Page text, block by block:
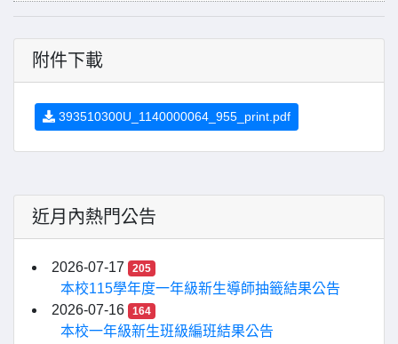
附件下載
393510300U_1140000064_955_print.pdf
近月內熱門公告
2026-07-17 205
本校115學年度一年級新生導師抽籤結果公告
2026-07-16
164
本校一年級新生班級編班結果公告